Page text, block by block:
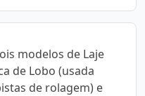
modelos de Laje
de Lobo (usada
de rolagem) e